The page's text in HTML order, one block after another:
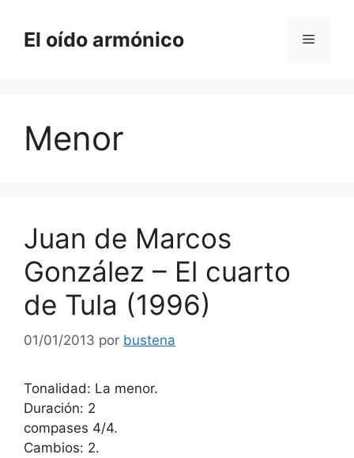
contenido
El oído armónico Menú
Menor
Juan de Marcos
González – El cuarto
de Tula (1996)
01/01/2013 por bustena
Tonalidad: La menor.
Duración: 2
compases 4/4.
Cambios: 2.